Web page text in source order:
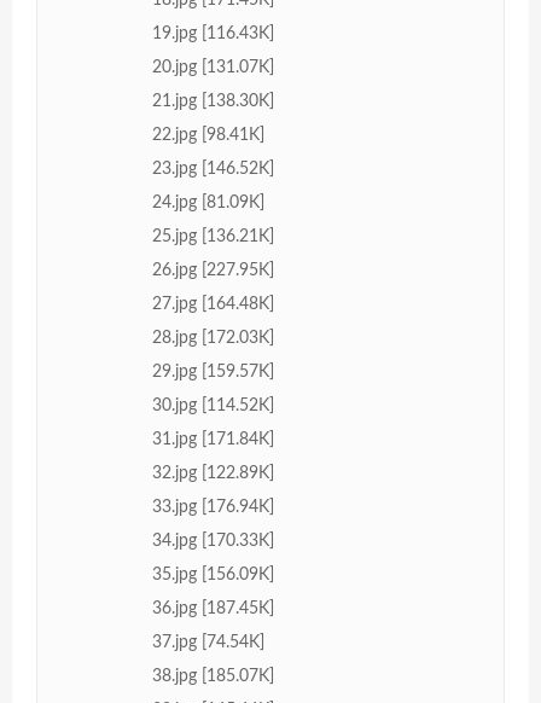
19.jpg [116.43K]
20.jpg [131.07K]
21.jpg [138.30K]
22.jpg [98.41K]
23.jpg [146.52K]
24.jpg [81.09K]
25.jpg [136.21K]
26.jpg [227.95K]
27.jpg [164.48K]
28.jpg [172.03K]
29.jpg [159.57K]
30.jpg [114.52K]
31.jpg [171.84K]
32.jpg [122.89K]
33.jpg [176.94K]
34.jpg [170.33K]
35.jpg [156.09K]
36.jpg [187.45K]
37.jpg [74.54K]
38.jpg [185.07K]